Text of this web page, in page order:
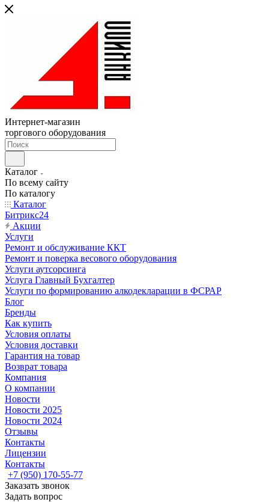
Интернет-магазин
торгового оборудования
Каталог
По всему сайту
По каталогу
Каталог
Битрикс24
Акции
Услуги
Ремонт и обслуживание ККТ
Ремонт и поверка весового оборудования
Услуги аутсорсинга
Услуга Главный Бухгалтер
Услуги по формированию алкодекларации в ФСРАР
Блог
Бренды
Как купить
Условия оплаты
Условия доставки
Гарантия на товар
Возврат товара
Компания
О компании
Новости
Новости 2025
Новости 2024
Отзывы
Контакты
Лицензии
Контакты
+7 (950) 170-55-77
Заказать звонок
Задать вопрос